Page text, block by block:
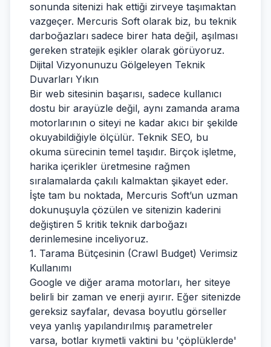
sonunda sitenizi hak ettiği zirveye taşımaktan
vazgeçer. Mercuris Soft olarak biz, bu teknik
darboğazları sadece birer hata değil, aşılması
gereken stratejik eşikler olarak görüyoruz.
Dijital Vizyonunuzu Gölgeleyen Teknik
Duvarları Yıkın
Bir web sitesinin başarısı, sadece kullanıcı
dostu bir arayüzle değil, aynı zamanda arama
motorlarının o siteyi ne kadar akıcı bir şekilde
okuyabildiğiyle ölçülür. Teknik SEO, bu
okuma sürecinin temel taşıdır. Birçok işletme,
harika içerikler üretmesine rağmen
sıralamalarda çakılı kalmaktan şikayet eder.
İşte tam bu noktada, Mercuris Soft’un uzman
dokunuşuyla çözülen ve sitenizin kaderini
değiştiren 5 kritik teknik darboğazı
derinlemesine inceliyoruz.
1. Tarama Bütçesinin (Crawl Budget) Verimsiz
Kullanımı
Google ve diğer arama motorları, her siteye
belirli bir zaman ve enerji ayırır. Eğer sitenizde
gereksiz sayfalar, devasa boyutlu görseller
veya yanlış yapılandırılmış parametreler
varsa, botlar kıymetli vaktini bu 'çöplüklerde'